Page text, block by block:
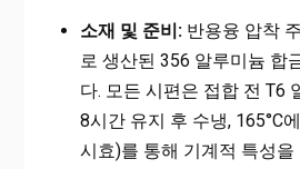
소재 및 준비:반용융 압착
로 생산된 356 알루미늄 합
다. 모든 시편은 접합 전 T6
8시간 유지 후 수냉, 165°C
시효)를 통해 기계적 특성을